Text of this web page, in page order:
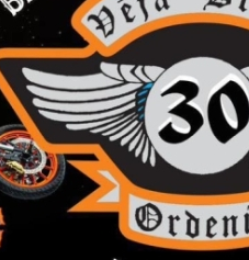
Visi jaunumi
Laiks